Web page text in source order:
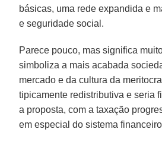
básicas, uma rede expandida e
e seguridade social.
Parece pouco, mas significa
simboliza a mais acabada
mercado e da cultura da
tipicamente redistributiva e seria
a proposta, com a taxação
em especial do sistema